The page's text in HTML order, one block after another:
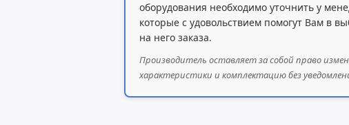
оборудования необходимо уточнить у
которые с удовольствием помогут Вам в
на него заказа.
Производитель оставляет за собой право
характеристики и комплектацию без